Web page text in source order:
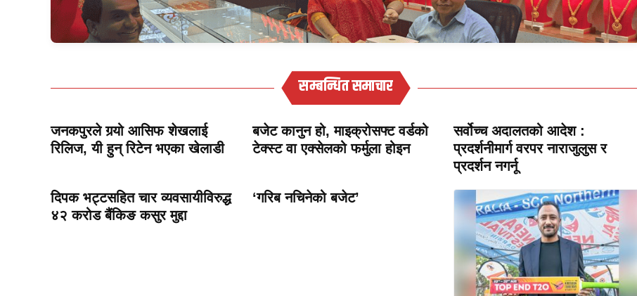
सम्बन्धित समाचार
जनकपुरले गर्‍यो आसिफ शेखलाई
रिलिज, यी हुन् रिटेन भएका खेलाडी
बजेट कानुन हो, माइक्रोसफ्ट वर्डको
टेक्स्ट वा एक्सेलको फर्मुला होइन
सर्वोच्च अदालतको आदेश :
प्रदर्शनीमार्ग वरपर नाराजुलुस र
प्रदर्शन नगर्नू
दिपक भट्टसहित चार व्यवसायीविरुद्ध
४२ करोड बैंकिङ कसुर मुद्दा
‘गरिब नचिनेको बजेट’